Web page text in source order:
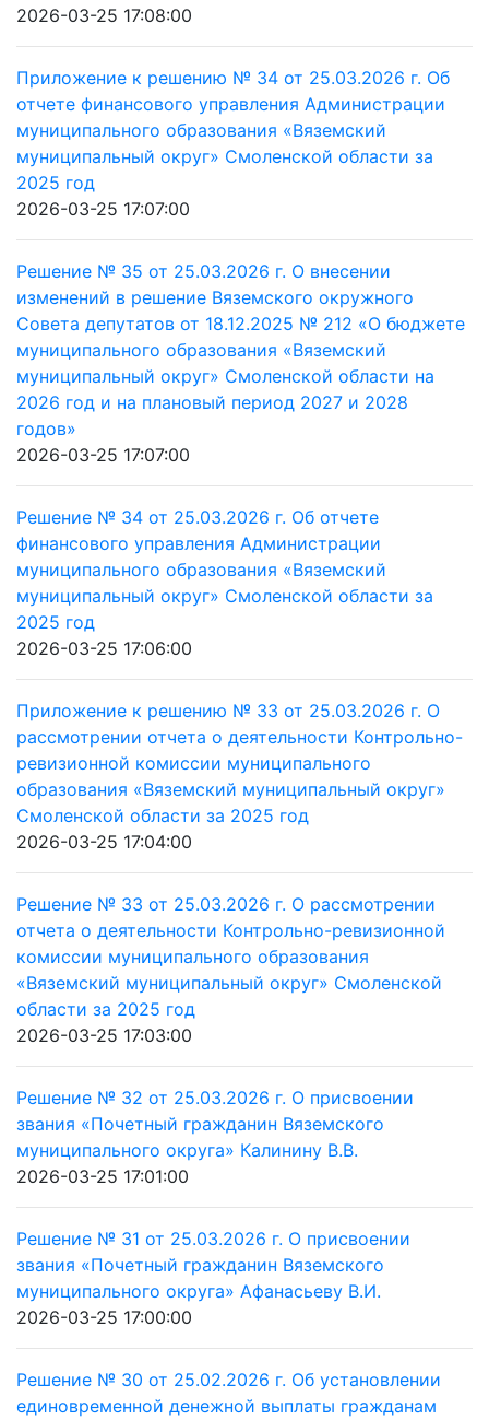
2026-03-25 17:08:00
Приложение к решению № 34 от 25.03.2026 г. Об
отчете финансового управления Администрации
муниципального образования «Вяземский
муниципальный округ» Смоленской области за
2025 год
2026-03-25 17:07:00
Решение № 35 от 25.03.2026 г. О внесении
изменений в решение Вяземского окружного
Совета депутатов от 18.12.2025 № 212 «О бюджете
муниципального образования «Вяземский
муниципальный округ» Смоленской области на
2026 год и на плановый период 2027 и 2028
годов»
2026-03-25 17:07:00
Решение № 34 от 25.03.2026 г. Об отчете
финансового управления Администрации
муниципального образования «Вяземский
муниципальный округ» Смоленской области за
2025 год
2026-03-25 17:06:00
Приложение к решению № 33 от 25.03.2026 г. О
рассмотрении отчета о деятельности Контрольно-
ревизионной комиссии муниципального
образования «Вяземский муниципальный округ»
Смоленской области за 2025 год
2026-03-25 17:04:00
Решение № 33 от 25.03.2026 г. О рассмотрении
отчета о деятельности Контрольно-ревизионной
комиссии муниципального образования
«Вяземский муниципальный округ» Смоленской
области за 2025 год
2026-03-25 17:03:00
Решение № 32 от 25.03.2026 г. О присвоении
звания «Почетный гражданин Вяземского
муниципального округа» Калинину В.В.
2026-03-25 17:01:00
Решение № 31 от 25.03.2026 г. О присвоении
звания «Почетный гражданин Вяземского
муниципального округа» Афанасьеву В.И.
2026-03-25 17:00:00
Решение № 30 от 25.02.2026 г. Об установлении
единовременной денежной выплаты гражданам